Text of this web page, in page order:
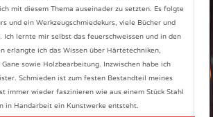
mit diesem Thema auseinader zu setzten. Es folgte
und ein Werkzeugschmiedekurs, viele Bücher und
Ich lernte mir selbst das feuerschweissen und in den
erlangte ich das Wissen über Härtetechniken,
sowie Holzbearbeitung. Inzwischen habe ich
Schmieden ist zum festen Bestandteil meines
immer wieder faszinieren wie aus einem Stück Stahl
in Handarbeit ein Kunstwerke entsteht.